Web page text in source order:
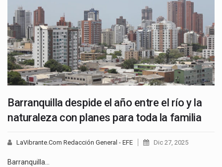
Barranquilla despide el año entre el río y la
naturaleza con planes para toda la familia
LaVibrante.Com Redacción General - EFE Dic 27, 2025
Barranquilla…